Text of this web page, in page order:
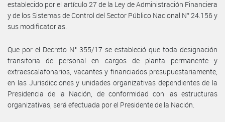
establecido por el artículo 27 de la Ley de Administración Financiera
y de los Sistemas de Control del Sector Público Nacional N° 24.156 y
sus modificatorias.
Que por el Decreto N° 355/17 se estableció que toda designación
transitoria de personal en cargos de planta permanente y
extraescalafonarios, vacantes y financiados presupuestariamente,
en las Jurisdicciones y unidades organizativas dependientes de la
Presidencia de la Nación, de conformidad con las estructuras
organizativas, será efectuada por el Presidente de la Nación.